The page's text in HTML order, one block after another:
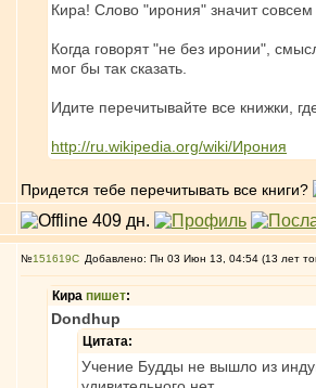
Кира! Слово "ирония" значит
Когда говорят "не без иронии",
мог бы так сказать.
Идите перечитывайте все книжки,
http://ru.wikipedia.org/wiki/Ирония
Придется тебе перечитывать все книги?
№151619 Добавлено: Пн 03 Июн 13, 04:54 (13 лет
Кира пишет:
Dondhup
Цитата:
Учение Будды не вышло из